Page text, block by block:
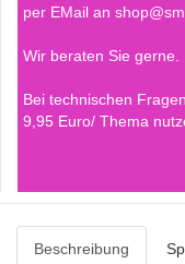
per EMail an
Wir beraten Sie gerne.
Bei technischen
9,95 Euro/ Thema
Beschreibung